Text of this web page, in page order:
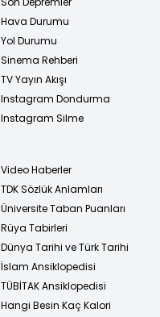
Hava Durumu
Yol Durumu
Sinema Rehberi
TV Yayın Akışı
Instagram Dondurma
Instagram Silme
Video Haberler
TDK Sözlük Anlamları
Üniversite Taban Puanları
Rüya Tabirleri
Dünya Tarihi ve Türk Tarihi
İslam Ansiklopedisi
TÜBİTAK Ansiklopedisi
Hangi Besin Kaç Kalori